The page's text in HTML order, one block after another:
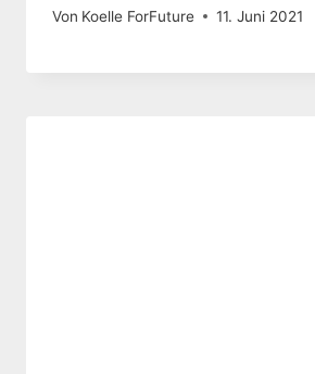
Von Koelle ForFuture 11. Juni 2021